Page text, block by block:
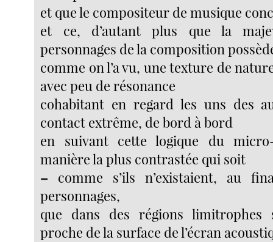
et que le compositeur de musique
et ce, d’autant plus que la
personnages de la composition
comme on l’a vu, une texture de
avec peu de résonance
cohabitant en regard les uns des
contact extrême, de bord à bord
en suivant cette logique du
manière la plus contrastée qui soit
– comme s’ils n’existaient, au
personnages,
que dans des régions limitrophes
proche de la surface de l’écran